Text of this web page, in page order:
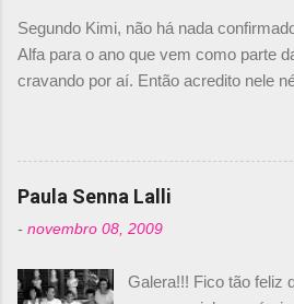
não será o
2010. "Na verdade,
de Piquet", admitiu
dois brasileiros”,
não tem nada contra o
Nelson Piquet. “Ele é
experiente.” Audetto
não corresponde à
de investimento seria
Segundo Kimi, não há nada
Alfa para o ano que vem como parte
cravando por aí. Então acredito nele
truth but I’ve never had an option in
should, pretty much, tell you that it’s
#AlfaRomeoRacing pic.twitter.com/
Romain falando sobre o fato do
@RGrosjean ! #EifelGP 🇩🇪 #F1
Paula Senna Lalli
- novembro 08, 2009
Galera!!! Fico tão feliz